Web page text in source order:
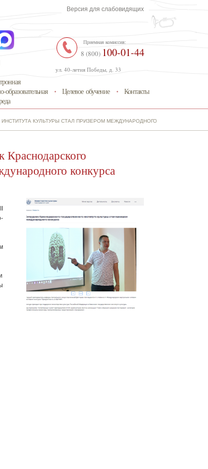
Версия для слабовидящих
ул. 40-летия Победы, д. 33
Приемная комиссия:
8 (800) 100-01-44
Целевое обучение Контакты
КУЛЬТУРЫ СТАЛ ПРИЗЕРОМ МЕЖДУНАРОДНОГО КОНКУРСА
Краснодарского
конкурса